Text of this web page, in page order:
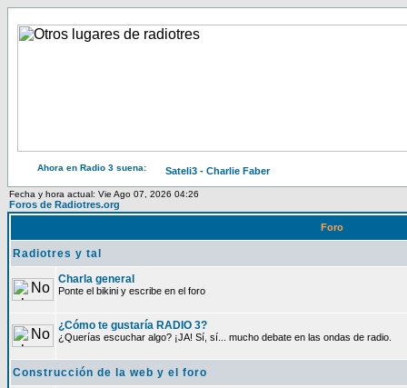
Ahora en Radio 3 suena: Sateli3 - Charlie Faber
Fecha y hora actual: Vie Ago 07, 2026 04:26
Foros de Radiotres.org
Foro
Radiotres y tal
Charla general
Ponte el bikini y escribe en el foro
¿Cómo te gustaría RADIO 3?
¿Querías escuchar algo? ¡JA! Sí, sí... mucho debate en las ondas de radio.
Construcción de la web y el foro